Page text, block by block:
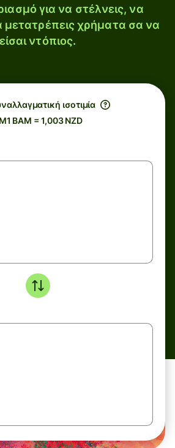
για να στέλνεις, να
μετατρέπεις χρήματα σα να
είσαι ντόπιος.
ισοτιμία
BAM = 1,003 NZD